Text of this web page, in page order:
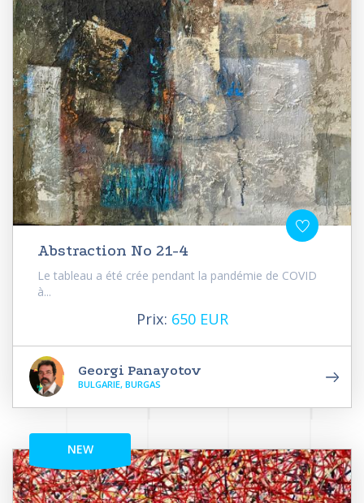
Abstraction No 21-4
Le tableau a été crée pendant la pandémie de COVID
à...
Prix: 650 EUR
Georgi Panayotov
BULGARIE, BURGAS
NEW